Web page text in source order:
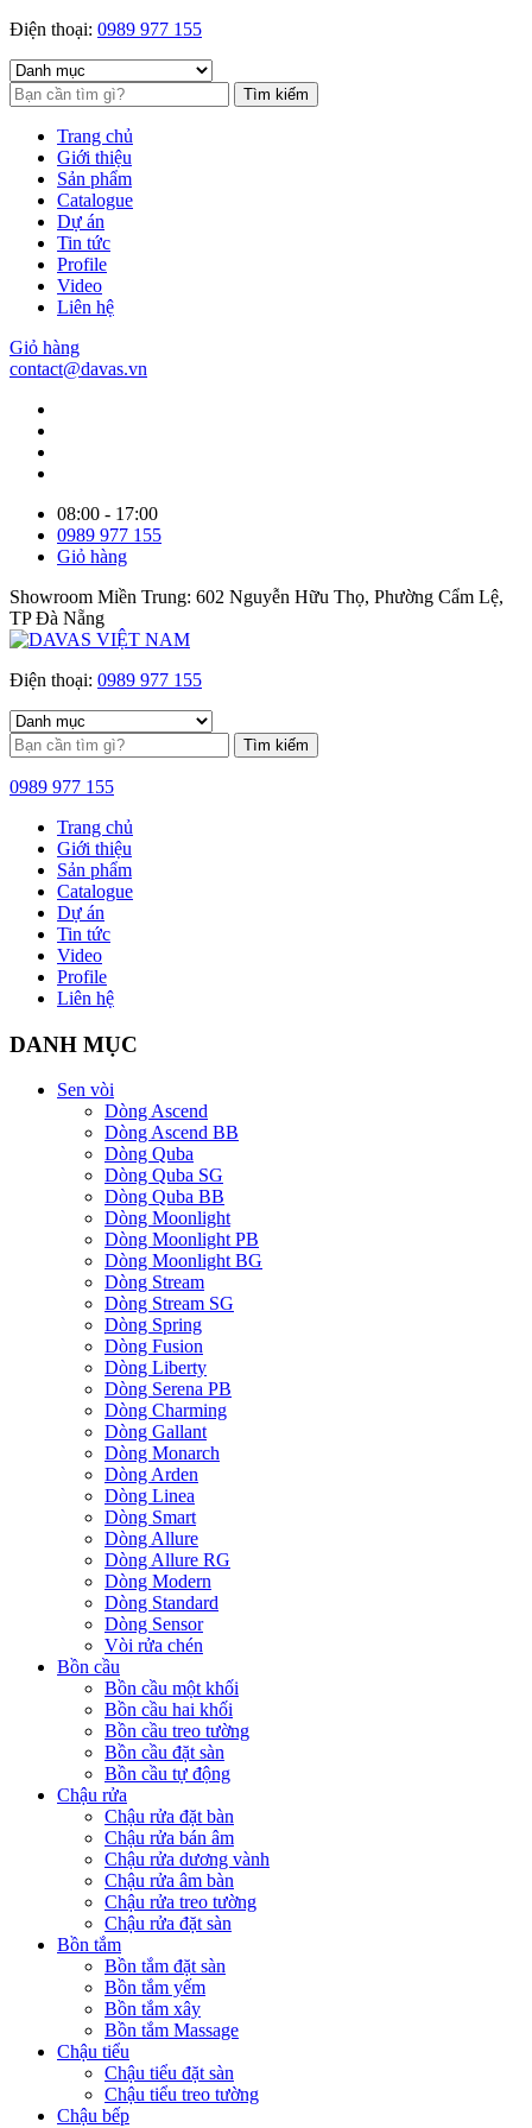
Điện thoại: 0989 977 155
Tìm kiếm
Trang chủ
Giới thiệu
Sản phẩm
Catalogue
Dự án
Tin tức
Profile
Video
Liên hệ
Giỏ hàng
contact@davas.vn
08:00 - 17:00
0989 977 155
Giỏ hàng
Showroom Miền Trung: 602 Nguyễn Hữu Thọ, Phường Cẩm Lệ,
TP Đà Nẵng
Điện thoại: 0989 977 155
Tìm kiếm
0989 977 155
Trang chủ
Giới thiệu
Sản phẩm
Catalogue
Dự án
Tin tức
Video
Profile
Liên hệ
DANH MỤC
Sen vòi
Dòng Ascend
Dòng Ascend BB
Dòng Quba
Dòng Quba SG
Dòng Quba BB
Dòng Moonlight
Dòng Moonlight PB
Dòng Moonlight BG
Dòng Stream
Dòng Stream SG
Dòng Spring
Dòng Fusion
Dòng Liberty
Dòng Serena PB
Dòng Charming
Dòng Gallant
Dòng Monarch
Dòng Arden
Dòng Linea
Dòng Smart
Dòng Allure
Dòng Allure RG
Dòng Modern
Dòng Standard
Dòng Sensor
Vòi rửa chén
Bồn cầu
Bồn cầu một khối
Bồn cầu hai khối
Bồn cầu treo tường
Bồn cầu đặt sàn
Bồn cầu tự động
Chậu rửa
Chậu rửa đặt bàn
Chậu rửa bán âm
Chậu rửa dương vành
Chậu rửa âm bàn
Chậu rửa treo tường
Chậu rửa đặt sàn
Bồn tắm
Bồn tắm đặt sàn
Bồn tắm yếm
Bồn tắm xây
Bồn tắm Massage
Chậu tiểu
Chậu tiểu đặt sàn
Chậu tiểu treo tường
Chậu bếp